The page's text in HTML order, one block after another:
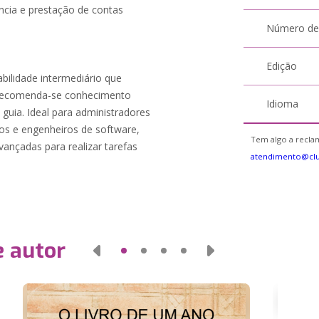
e prestação de contas
intermediário que
se conhecimento
Ideal para administradores
e engenheiros de software,
para realizar tarefas
Número
Edição
Idioma
Tem algo a
autor